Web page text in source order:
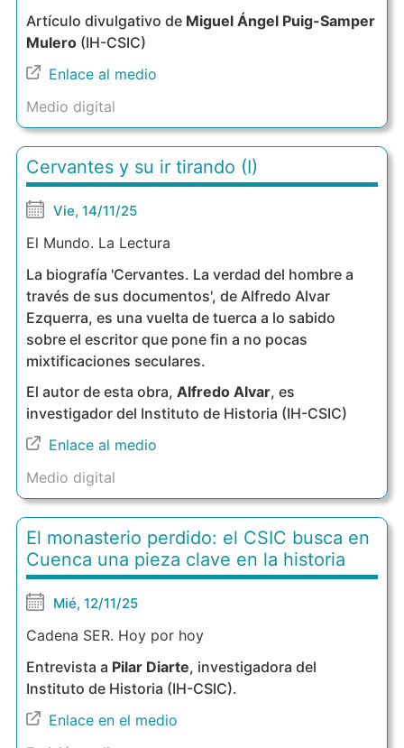
Artículo divulgativo de Miguel Ángel Puig-Samper
Mulero(IH-CSIC)
Enlace al medio
Medio digital
Cervantes y su ir tirando (I)
Vie, 14/11/25
El Mundo. La Lectura
La biografía 'Cervantes. La verdad del hombre a
través de sus documentos', de Alfredo Alvar
Ezquerra, es una vuelta de tuerca a lo sabido
sobre el escritor que pone fin a no pocas
mixtificaciones seculares.
El autor de esta obra, Alfredo Alvar, es
investigador del Instituto de Historia (IH-CSIC)
Enlace al medio
Medio digital
El monasterio perdido: el CSIC busca en
Cuenca una pieza clave en la historia
Mié, 12/11/25
Cadena SER. Hoy por hoy
Entrevista a Pilar Diarte, investigadora del
Instituto de Historia (IH-CSIC).
Enlace en el medio